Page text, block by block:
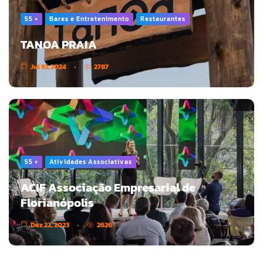
55 + Bares e Entretenimento Restaurantes
TANOA PRAIA
Jul 10, 2024 2787
55 + Atividades Associativas
ACIF Associação Empresarial de
Florianópolis
Dez 22, 2023 2626